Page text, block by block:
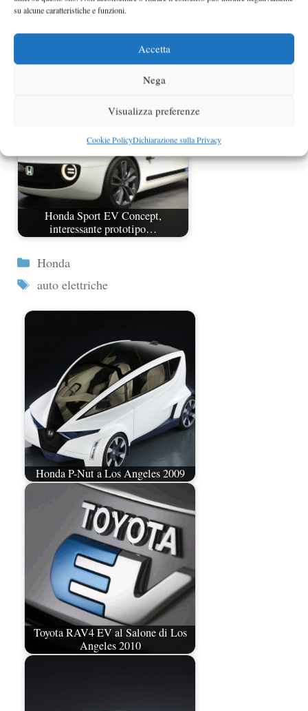
su alcune caratteristiche e funzioni.
Accetta
Nega
Visualizza preferenze
Cookie PolicyDichiarazione sulla Privacy
Nuova Honda Civic al Salone di
Honda Sport EV Concept,
interessante prototipo…
Categorie
Honda
Tag
auto elettriche
Honda P-Nut a Los Angeles 2009
Toyota RAV4 EV al Salone di Los
Angeles 2010